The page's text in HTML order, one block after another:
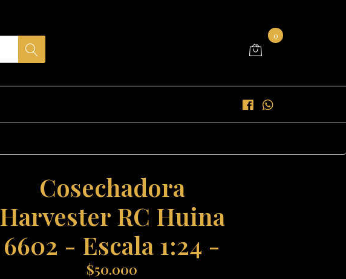
0
Cosechadora
Harvester RC Huina
6602 - Escala 1:24 -
$50.000